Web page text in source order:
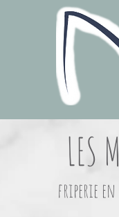
LES
friperie en